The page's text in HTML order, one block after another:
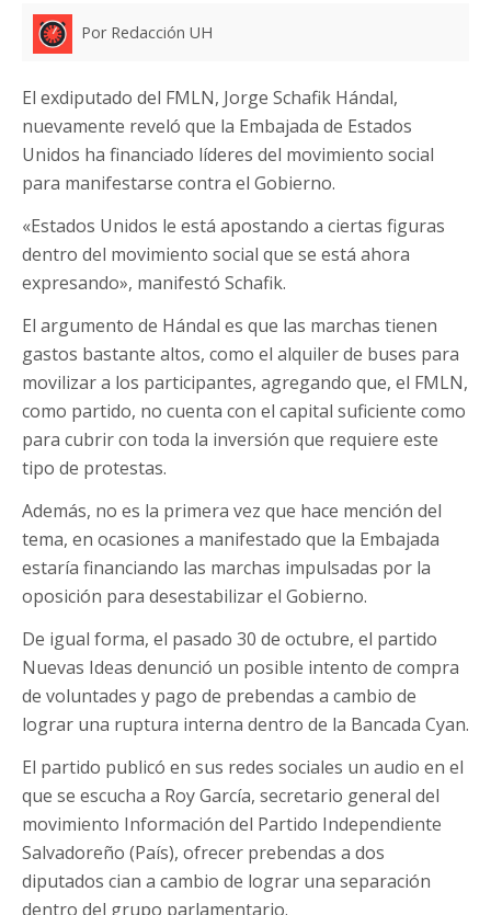
Por Redacción UH
El exdiputado del FMLN, Jorge Schafik Hándal,
nuevamente reveló que la Embajada de Estados
Unidos ha financiado líderes del movimiento social
para manifestarse contra el Gobierno.
«Estados Unidos le está apostando a ciertas figuras
dentro del movimiento social que se está ahora
expresando», manifestó Schafik.
El argumento de Hándal es que las marchas tienen
gastos bastante altos, como el alquiler de buses para
movilizar a los participantes, agregando que, el FMLN,
como partido, no cuenta con el capital suficiente como
para cubrir con toda la inversión que requiere este
tipo de protestas.
Además, no es la primera vez que hace mención del
tema, en ocasiones a manifestado que la Embajada
estaría financiando las marchas impulsadas por la
oposición para desestabilizar el Gobierno.
De igual forma, el pasado 30 de octubre, el partido
Nuevas Ideas denunció un posible intento de compra
de voluntades y pago de prebendas a cambio de
lograr una ruptura interna dentro de la Bancada Cyan.
El partido publicó en sus redes sociales un audio en el
que se escucha a Roy García, secretario general del
movimiento Información del Partido Independiente
Salvadoreño (País), ofrecer prebendas a dos
diputados cian a cambio de lograr una separación
dentro del grupo parlamentario.